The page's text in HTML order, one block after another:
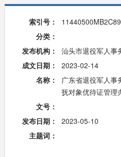
索引号：
分类：
发布机构：
汕头市退役军人事
成文日期：
2023-02-14
名称：
广东省退役军人
抚对象优待证管理
文号：
发布日期：
2023-05-10
主题词：